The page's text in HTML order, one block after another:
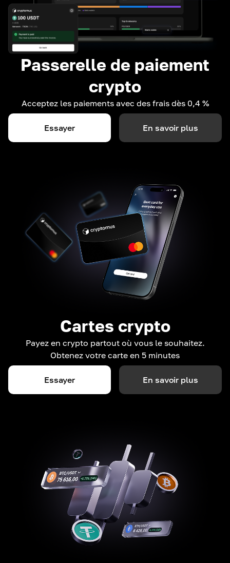
Passerelle de paiement
crypto
Acceptez les paiements avec des frais dès 0,4 %
Essayer En savoir plus
Cartes crypto
Payez en crypto partout où vous le souhaitez.
Obtenez votre carte en 5 minutes
Essayer En savoir plus